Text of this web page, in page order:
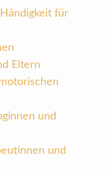
für
Eltern
und
und